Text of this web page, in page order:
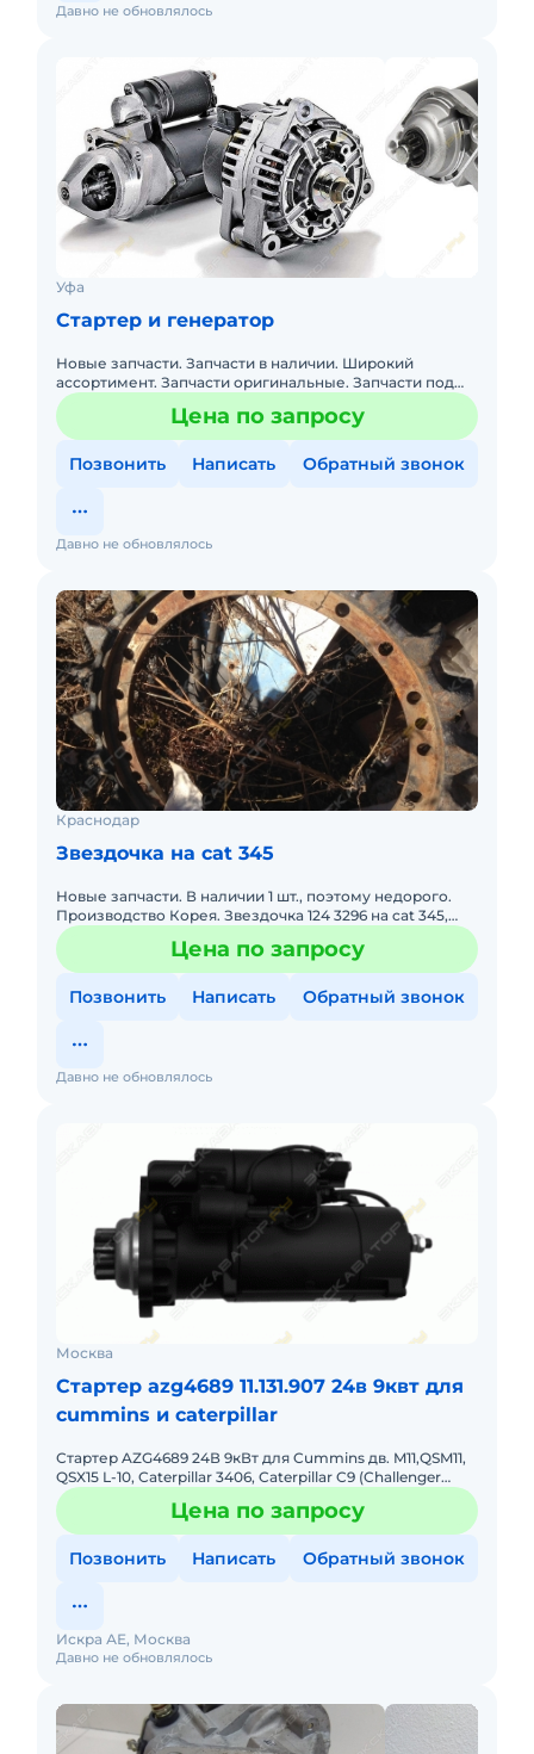
Давно не обновлялось
Уфа
Стартер и генератор
Новые запчасти. Запчасти в наличии. Широкий
ассортимент. Запчасти оригинальные. Запчасти под
заказ. Распродажа. Hitachi ZX200-1, ALM0213SK - 16 575
руб Hitachi
Цена по запросу
Позвонить Написать Обратный звонок
Давно не обновлялось
Краснодар
Звездочка на cat 345
Новые запчасти. В наличии 1 шт., поэтому недорого.
Производство Корея. Звездочка 124 3296 на cat 345,
1243296 - 10 000 руб
Цена по запросу
Позвонить Написать Обратный звонок
Давно не обновлялось
Москва
Стартер azg4689 11.131.907 24в 9квт для
cummins и caterpillar
Стартер AZG4689 24В 9кВт для Cummins дв. M11,QSM11,
QSX15 L-10, Caterpillar 3406, Caterpillar C9 (Challenger
MT765)(Versatile 435) и другие Серийный номер произ
Цена по запросу
Позвонить Написать Обратный звонок
Давно не обновлялось
Искра АЕ, Москва